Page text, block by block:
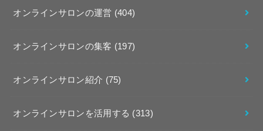
オンラインサロンの運営 (404)
オンラインサロンの集客 (197)
オンラインサロン紹介 (75)
オンラインサロンを活用する (313)